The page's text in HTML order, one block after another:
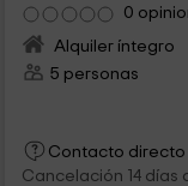
0
Alquiler íntegro
5 personas
Contacto directo
Cancelación 14 días